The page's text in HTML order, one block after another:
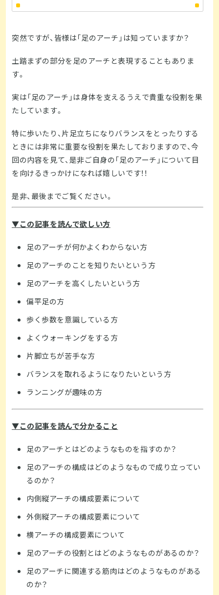
突然ですが、皆様は「足のアーチ」は知っていますか？
土踏まずの部分を足のアーチと表現することもありま
す。
実は「足のアーチ」は身体を支えるうえで貴重な役割を果
たしています。
特に歩いたり、片足立ちになりバランスをとったりする
ときには非常に重要な役割を果たしておりますので、今
回の内容を見て、是非ご自身の「足のアーチ」について目
を向けるきっかけになれば嬉しいです！！
是非、最後までご覧ください。
▼この記事を読んで欲しい方
足のアーチが何かよくわからない方
足のアーチのことを知りたいという方
足のアーチを高くしたいという方
偏平足の方
歩く歩数を意識している方
よくウォーキングをする方
片脚立ちが苦手な方
バランスを取れるようになりたいという方
ランニングが趣味の方
▼この記事を読んで分かること
足のアーチとはどのようなものを指すのか？
足のアーチの構成はどのようなもので成り立ってい
るのか？
内側縦アーチの構成要素について
外側縦アーチの構成要素について
横アーチの構成要素について
足のアーチの役割とはどのようなものがあるのか？
足のアーチに関連する筋肉はどのようなものがある
のか？